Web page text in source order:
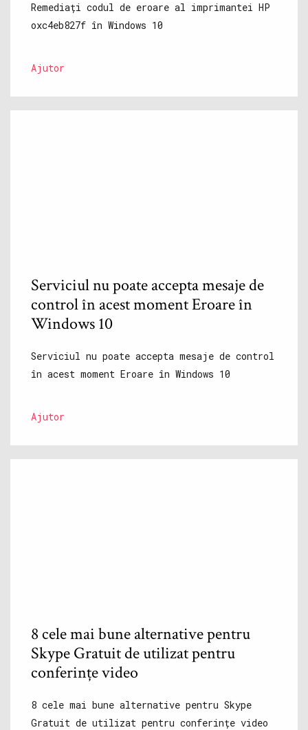
Remediați codul de eroare al imprimantei HP
oxc4eb827f în Windows 10
Ajutor
Serviciul nu poate accepta mesaje de
control în acest moment Eroare în
Windows 10
Serviciul nu poate accepta mesaje de control
în acest moment Eroare în Windows 10
Ajutor
8 cele mai bune alternative pentru
Skype Gratuit de utilizat pentru
conferințe video
8 cele mai bune alternative pentru Skype
Gratuit de utilizat pentru conferințe video